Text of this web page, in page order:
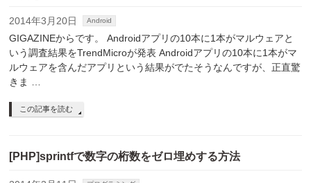
2014年3月20日 Android
GIGAZINEからです。 Androidアプリの10本に1本がマルウェアと
いう調査結果をTrendMicroが発表 Androidアプリの10本に1本がマ
ルウェアを含んだアプリという結果がでたそうなんですが、正直驚
きま …
この記事を読む
[PHP]sprintfで数字の桁数をゼロ埋めする方法